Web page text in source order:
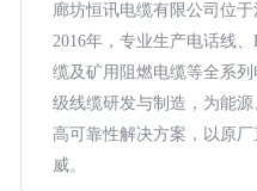
廊坊恒讯电缆有限公司位
2016年，专业生产电话线
缆及矿用阻燃电缆等全系
级线缆研发与制造，为能
高可靠性解决方案，以原
威。